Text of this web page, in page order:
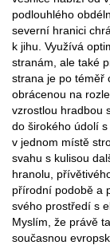
podlouhlého
severní hranici
k jihu. Využívá
stranám, ale také
strana je po téměř
obrácenou na
vzrostlou hradbou
do širokého údolí
v jednom místě
svahu s kulisou
hranolu,
přírodní podobě a
svého prostředí s
Myslím, že právě
současnou